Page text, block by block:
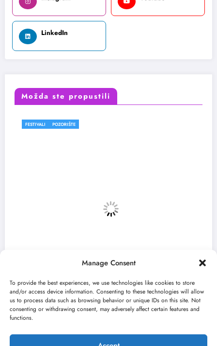
Manage Consent
To provide the best experiences, we use technologies like cookies to store
and/or access device information. Consenting to these technologies will allow
us to process data such as browsing behavior or unique IDs on this site. Not
consenting or withdrawing consent, may adversely affect certain features and
functions.
LinkedIn
Možda ste propustili
otvara 59. Bitef u